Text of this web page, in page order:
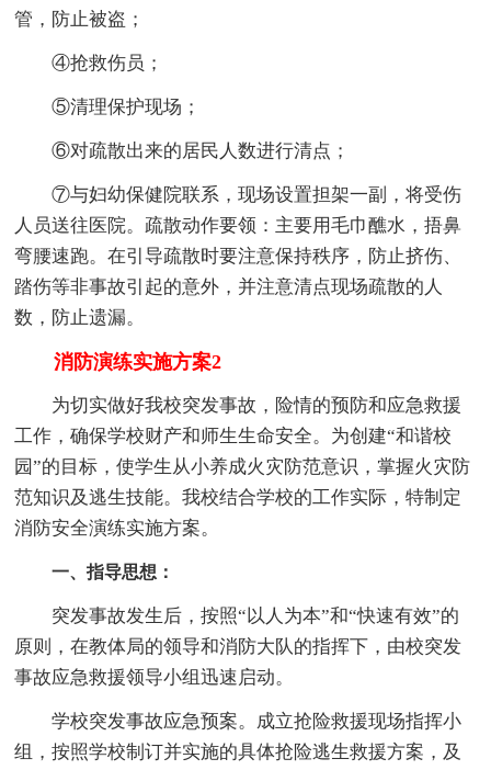
管，防止被盗；
④抢救伤员；
⑤清理保护现场；
⑥对疏散出来的居民人数进行清点；
⑦与妇幼保健院联系，现场设置担架一副，将受伤
人员送往医院。疏散动作要领：主要用毛巾醮水，捂鼻
弯腰速跑。在引导疏散时要注意保持秩序，防止挤伤、
踏伤等非事故引起的意外，并注意清点现场疏散的人
数，防止遗漏。
消防演练实施方案2
为切实做好我校突发事故，险情的预防和应急救援
工作，确保学校财产和师生生命安全。为创建“和谐校
园”的目标，使学生从小养成火灾防范意识，掌握火灾防
范知识及逃生技能。我校结合学校的工作实际，特制定
消防安全演练实施方案。
一、指导思想：
突发事故发生后，按照“以人为本”和“快速有效”的
原则，在教体局的领导和消防大队的指挥下，由校突发
事故应急救援领导小组迅速启动。
学校突发事故应急预案。成立抢险救援现场指挥小
组，按照学校制订并实施的具体抢险逃生救援方案，及